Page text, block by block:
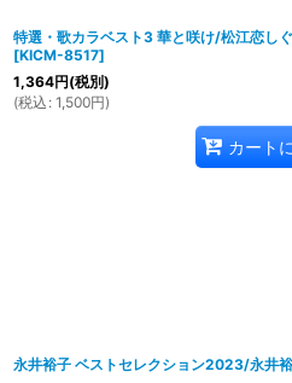
特選・歌カラベスト3 華と咲け/松江恋し
[KICM-8517]
1,364円(税別)
(税込 : 1,500円)
カート
永井裕子 ベストセレクション2023/永井